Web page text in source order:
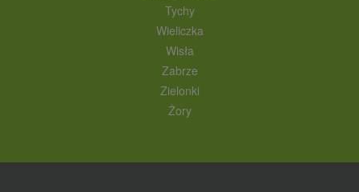
Tychy
Wieliczka
Wisła
Zabrze
Zielonki
Żory